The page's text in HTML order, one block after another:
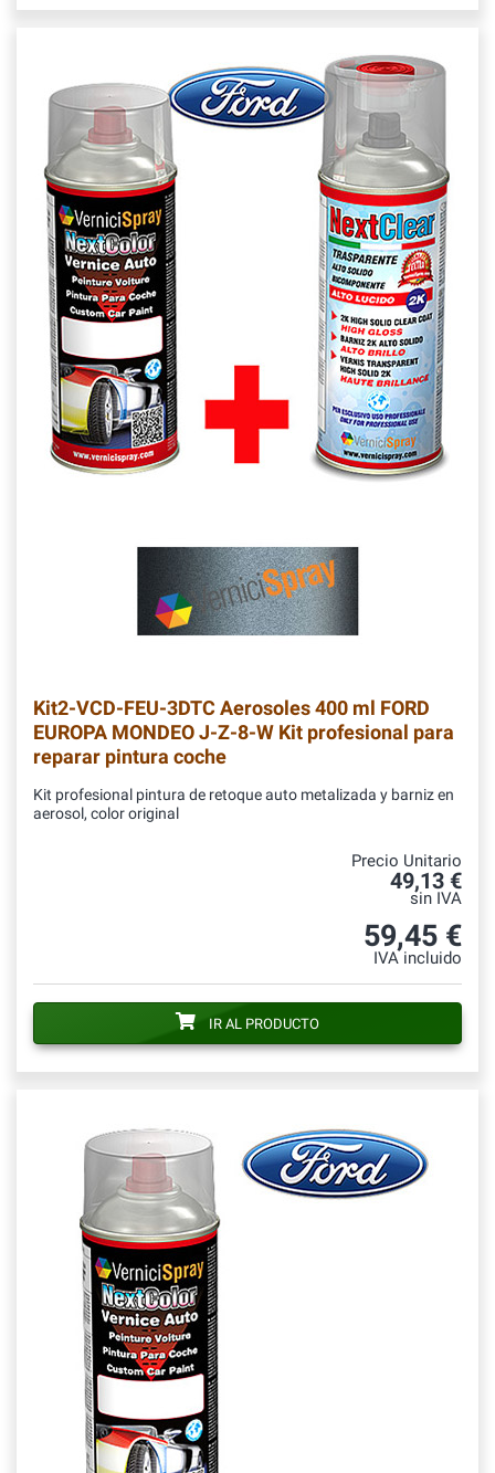
Kit2-VCD-FEU-3DTC Aerosoles 400 ml FORD
EUROPA MONDEO J-Z-8-W Kit profesional para
reparar pintura coche
Kit profesional pintura de retoque auto metalizada y barniz en
aerosol, color original
Precio Unitario
49,13 €
sin IVA
59,45 €
IVA incluido
IR AL PRODUCTO